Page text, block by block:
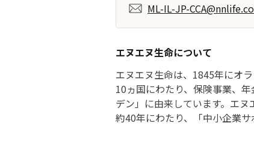
ML-IL-JP-
エヌエヌ生命について
エヌエヌ生命は、1845年にオ
10ヵ国にわたり、保険事業、
デン」に由来しています。エ
約40年にわたり、「中小企業